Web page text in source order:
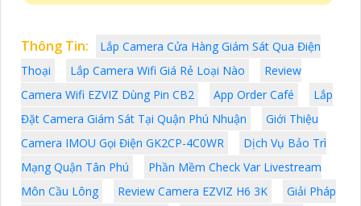
Thông Tin:
Lắp Camera Cửa Hàng Giám Sát Qua Điện
Thoại
Lắp Camera Wifi Giá Rẻ Loại Nào
Review
Camera Wifi EZVIZ Dùng Pin CB2
App Order Café
Lắp
Đặt Camera Giám Sát Tại Quận Phú Nhuận
Giới Thiệu
Camera IMOU Gọi Điện GK2CP-4C0WR
Dịch Vụ Bảo Trì
Mạng Quận Tân Phú
Phần Mềm Check Var Livestream
Môn Cầu Lông
Review Camera EZVIZ H6 3K
Giải Pháp